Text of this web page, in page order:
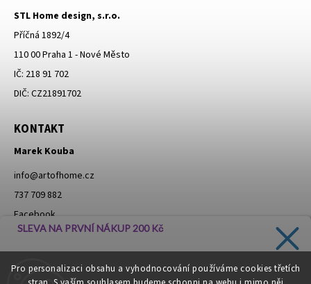
Pro personalizaci obsahu a vyhodnocování používáme cookies třetích
STL Home design, s.r.o.
Příčná 1892/4
110 00 Praha 1 - Nové Město
IČ: 218 91 702
DIČ: CZ21891702
KONTAKT
Marek Kouba
info@artofhome.cz
737 709 882
Facebook
Instagram
SLEVA NA PRVNÍ NÁKUP 200 Kč
slevách přímo do vaší schránky!